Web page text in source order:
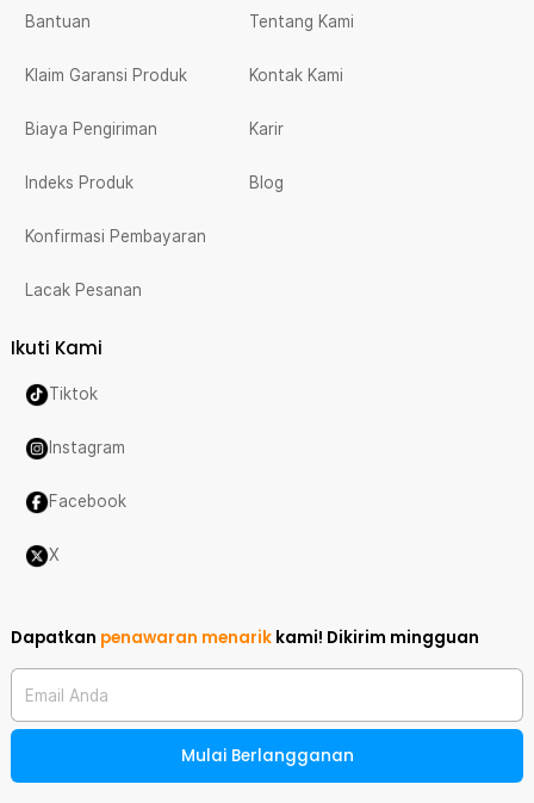
Bantuan
Klaim Garansi Produk
Biaya Pengiriman
Indeks Produk
Konfirmasi Pembayaran
Lacak Pesanan
Tentang Kami
Kontak Kami
Karir
Blog
Ikuti Kami
Tiktok
Instagram
Facebook
X
Dapatkan penawaran menarik kami! Dikirim mingguan
Email Anda
Mulai Berlangganan